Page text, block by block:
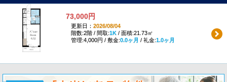
73,000円
更新日： 2026/08/04
階数:2階 / 間取:1K/ 面積:21.73㎡
管理:4,000円 / 敷金:0.0ヶ月 / 礼金:1.0ヶ月